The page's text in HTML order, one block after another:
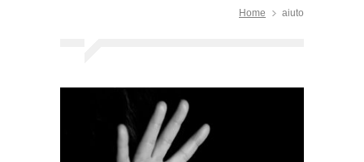
Home aiuto